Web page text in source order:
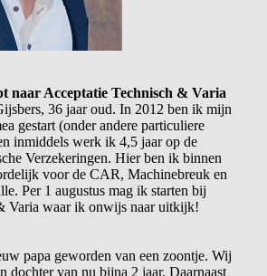
naar Acceptatie Technisch & Varia
36 jaar oud. In 2012 ben ik mijn
gestart (onder andere particuliere
inmiddels werk ik 4,5 jaar op de
Verzekeringen. Hier ben ik binnen
voor de CAR, Machinebreuk en
Per 1 augustus mag ik starten bij
Varia waar ik onwijs naar uitkijk!
papa geworden van een zoontje. Wij
dochter van nu bijna 2 jaar. Daarnaast